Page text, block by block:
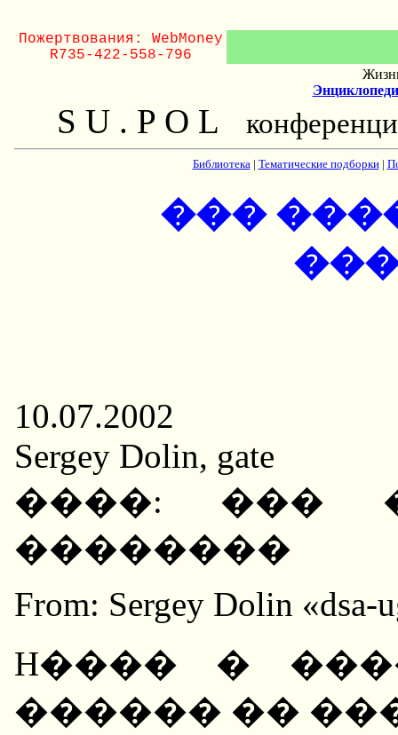
Пожертвования: WebMoney
R735-422-558-796
S U . P O L
Библиотека| Тематические подборки|
���
10.07.2002
Sergey Dolin, gate
����: ���
��������
From: Sergey Dolin «dsa-
H���� �
������ ��